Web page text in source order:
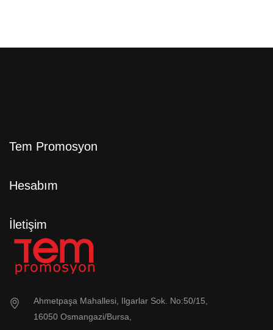
Tem Promosyon
Hesabım
İletişim
Ahmetpaşa Mahallesi, Ilgarlar Sok. No:50/15,
16050 Osmangazi/Bursa,